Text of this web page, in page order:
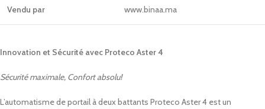
Vendu par www.binaa.ma
Innovation et Sécurité avec Proteco Aster 4
Sécurité maximale, Confort absolu!
L’automatisme de portail à deux battants Proteco Aster 4 est un